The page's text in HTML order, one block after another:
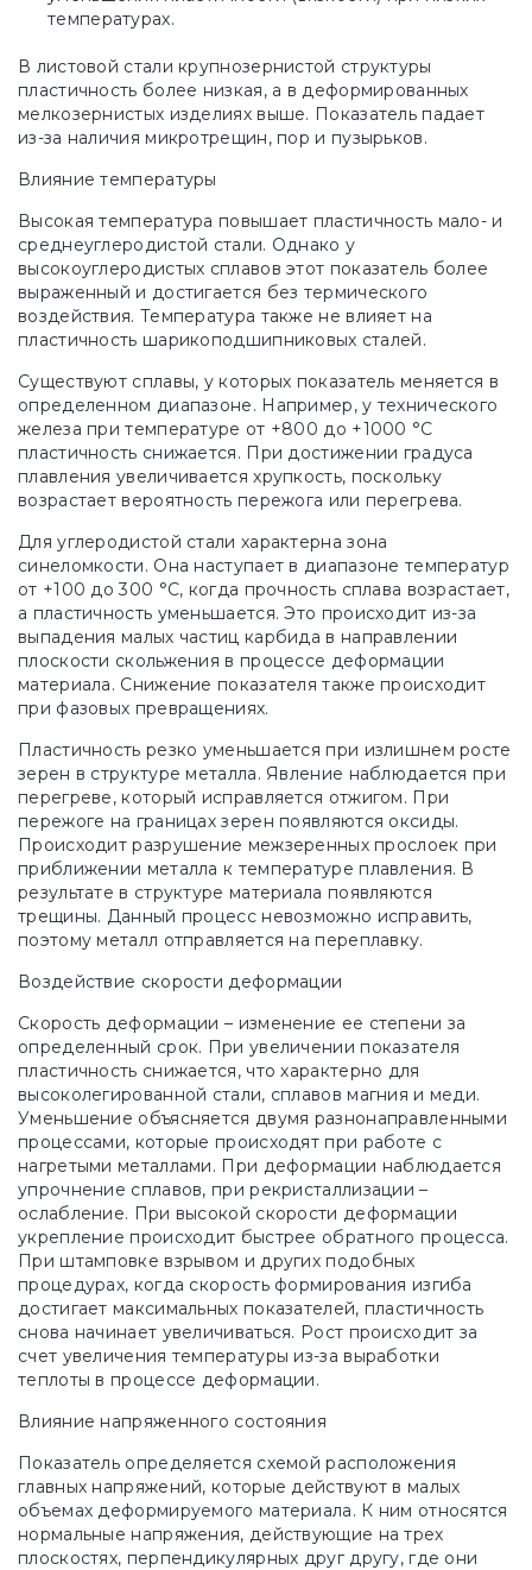
температурах.
В листовой стали крупнозернистой структуры
пластичность более низкая, а в деформированных
мелкозернистых изделиях выше. Показатель падает
из-за наличия микротрещин, пор и пузырьков.
Влияние температуры
Высокая температура повышает пластичность мало- и
среднеуглеродистой стали. Однако у
высокоуглеродистых сплавов этот показатель более
выраженный и достигается без термического
воздействия. Температура также не влияет на
пластичность шарикоподшипниковых сталей.
Существуют сплавы, у которых показатель меняется в
определенном диапазоне. Например, у технического
железа при температуре от +800 до +1000 °С
пластичность снижается. При достижении градуса
плавления увеличивается хрупкость, поскольку
возрастает вероятность пережога или перегрева.
Для углеродистой стали характерна зона
синеломкости. Она наступает в диапазоне температур
от +100 до 300 °С, когда прочность сплава возрастает,
а пластичность уменьшается. Это происходит из-за
выпадения малых частиц карбида в направлении
плоскости скольжения в процессе деформации
материала. Снижение показателя также происходит
при фазовых превращениях.
Пластичность резко уменьшается при излишнем росте
зерен в структуре металла. Явление наблюдается при
перегреве, который исправляется отжигом. При
пережоге на границах зерен появляются оксиды.
Происходит разрушение межзеренных прослоек при
приближении металла к температуре плавления. В
результате в структуре материала появляются
трещины. Данный процесс невозможно исправить,
поэтому металл отправляется на переплавку.
Воздействие скорости деформации
Скорость деформации – изменение ее степени за
определенный срок. При увеличении показателя
пластичность снижается, что характерно для
высоколегированной стали, сплавов магния и меди.
Уменьшение объясняется двумя разнонаправленными
процессами, которые происходят при работе с
нагретыми металлами. При деформации наблюдается
упрочнение сплавов, при рекристаллизации –
ослабление. При высокой скорости деформации
укрепление происходит быстрее обратного процесса.
При штамповке взрывом и других подобных
процедурах, когда скорость формирования изгиба
достигает максимальных показателей, пластичность
снова начинает увеличиваться. Рост происходит за
счет увеличения температуры из-за выработки
теплоты в процессе деформации.
Влияние напряженного состояния
Показатель определяется схемой расположения
главных напряжений, которые действуют в малых
объемах деформируемого материала. К ним относятся
нормальные напряжения, действующие на трех
плоскостях, перпендикулярных друг другу, где они